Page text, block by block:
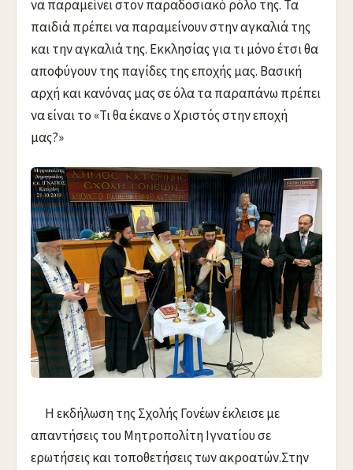
να παραμείνει στον παραδοσιακό ρόλο της. Τα
παιδιά πρέπει να παραμείνουν στην αγκαλιά της
και την αγκαλιά της. Εκκλησίας για τι μόνο έτσι θα
αποφύγουν της παγίδες της εποχής μας. Βασική
αρχή και κανόνας μας σε όλα τα παραπάνω πρέπει
να είναι το «Τι θα έκανε ο Χριστός στην εποχή
μας?»
Η εκδήλωση της Σχολής Γονέων έκλεισε με
απαντήσεις του Μητροπολίτη Ιγνατίου σε
ερωτήσεις και τοποθετήσεις των ακροατών.Στην